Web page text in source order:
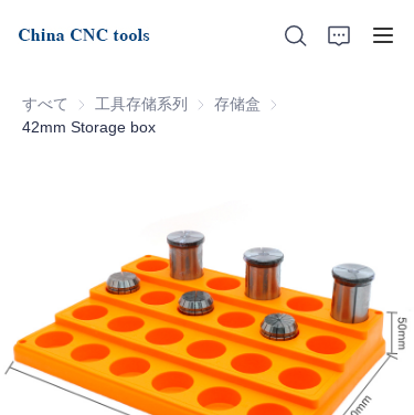
すべて 工具存储系列 工具存储系列
存储盒 存储盒
42mm Storage box
ニュース
サポート